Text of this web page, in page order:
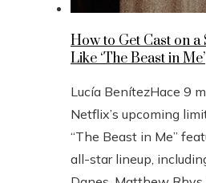
How to Get Cast on a
Like ‘The Beast in Me’
Lucía BenítezHace 9
Netflix’s upcoming
“The Beast in Me”
all-star lineup,